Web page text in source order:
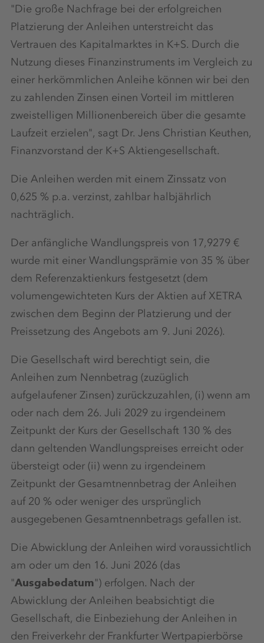
"Die große Nachfrage bei der erfolgreichen
Platzierung der Anleihen unterstreicht das
Vertrauen des Kapitalmarktes in K+S. Durch die
Nutzung dieses Finanzinstruments im Vergleich zu
einer herkömmlichen Anleihe können wir bei den
zu zahlenden Zinsen einen Vorteil im mittleren
zweistelligen Millionenbereich über die gesamte
Laufzeit erzielen", sagt Dr. Jens Christian Keuthen,
Finanzvorstand der K+S Aktiengesellschaft.
Die Anleihen werden mit einem Zinssatz von
0,625 % p.a. verzinst, zahlbar halbjährlich
nachträglich.
Der anfängliche Wandlungspreis von 17,9279 €
wurde mit einer Wandlungsprämie von 35 % über
dem Referenzaktienkurs festgesetzt (dem
volumengewichteten Kurs der Aktien auf XETRA
zwischen dem Beginn der Platzierung und der
Preissetzung des Angebots am 9. Juni 2026).
Die Gesellschaft wird berechtigt sein, die
Anleihen zum Nennbetrag (zuzüglich
aufgelaufener Zinsen) zurückzuzahlen, (i) wenn am
oder nach dem 26. Juli 2029 zu irgendeinem
Zeitpunkt der Kurs der Gesellschaft 130 % des
dann geltenden Wandlungspreises erreicht oder
übersteigt oder (ii) wenn zu irgendeinem
Zeitpunkt der Gesamtnennbetrag der Anleihen
auf 20 % oder weniger des ursprünglich
ausgegebenen Gesamtnennbetrags gefallen ist.
Die Abwicklung der Anleihen wird voraussichtlich
am oder um den 16. Juni 2026 (das
"Ausgabedatum") erfolgen. Nach der
Abwicklung der Anleihen beabsichtigt die
Gesellschaft, die Einbeziehung der Anleihen in
den Freiverkehr der Frankfurter Wertpapierbörse